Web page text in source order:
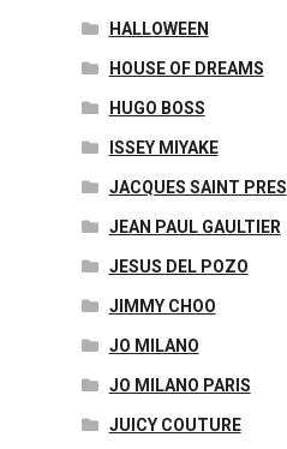
HALLOWEEN
HOUSE OF DREAMS
HUGO BOSS
ISSEY MIYAKE
JACQUES SAINT PRES
JEAN PAUL GAULTIER
JESUS DEL POZO
JIMMY CHOO
JO MILANO
JO MILANO PARIS
JUICY COUTURE